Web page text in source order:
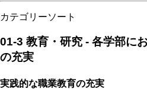
カテゴリーソート
01-3 教育・研究 - 各学部に
の充実
実践的な職業教育の充実